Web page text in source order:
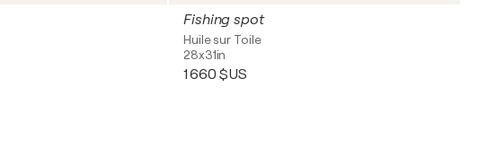
Fishing spot
Huile sur Toile
28x31in
1 660 $US